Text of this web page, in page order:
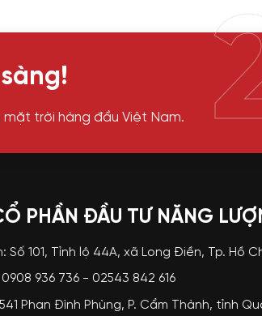
trời hàng đầu Việt Nam.
PHẦN ĐẦU TƯ NĂNG
101, Tỉnh lộ 44A, xã Long Điền, Tp. Hồ
936 736 - 02543 842 616
Phan Đình Phùng, P. Cẩm Thành, tỉnh